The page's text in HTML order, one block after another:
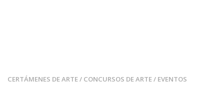
CERTÁMENES DE ARTE/ CONCURSOS DE ARTE/ EVENTOS